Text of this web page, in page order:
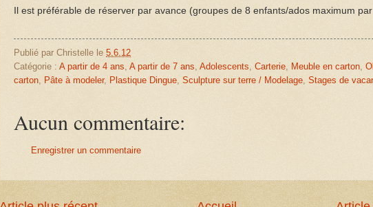
Il est préférable de réserver par avance (groupes de 8 enfants/ados maximum par
Publié par Christelle le 5.6.12
Catégorie : A partir de 4 ans A partir de 7 ans Adolescents Carterie Meuble en carton
carton
Pâte à modeler, Plastique Dingue Sculpture sur terre / Modelage Stages de
Aucun commentaire:
Enregistrer un commentaire